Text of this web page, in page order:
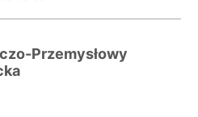
Przemysłowy